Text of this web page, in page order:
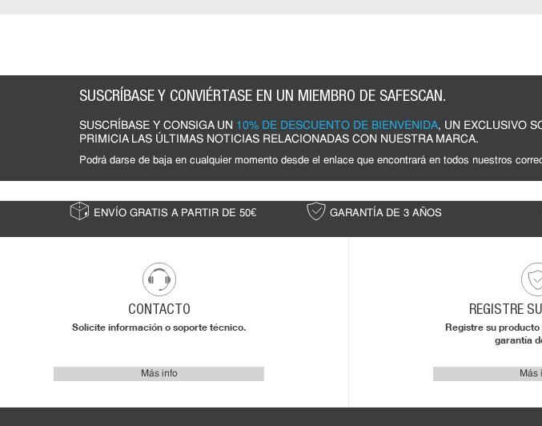
SUSCRÍBASE Y CONVIÉRTASE EN UN MIEMBRO DE SAFESCAN.
SUSCRÍBASE Y CONSIGA UN 10% DE DESCUENTO DE BIENVENIDA, UN EXCLUSIVO
PRIMICIA LAS ÚLTIMAS NOTICIAS RELACIONADAS CON NUESTRA MARCA.
Podrá darse de baja en cualquier momento desde el enlace que encontrará en todos nuestros
ENVÍO GRATIS A PARTIR DE 50€ GARANTÍA DE 3 AÑOS
CONTACTO
Solicite información o soporte técnico.
Más info
REGISTRE
Registre su
garantía
Más